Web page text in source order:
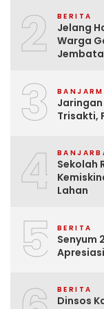
2 BERITA
Jelang
Warga
3
Trisakti,
4
Sekolah
Lahan
5 BERITA
Senyum
BERITA
Dinsos